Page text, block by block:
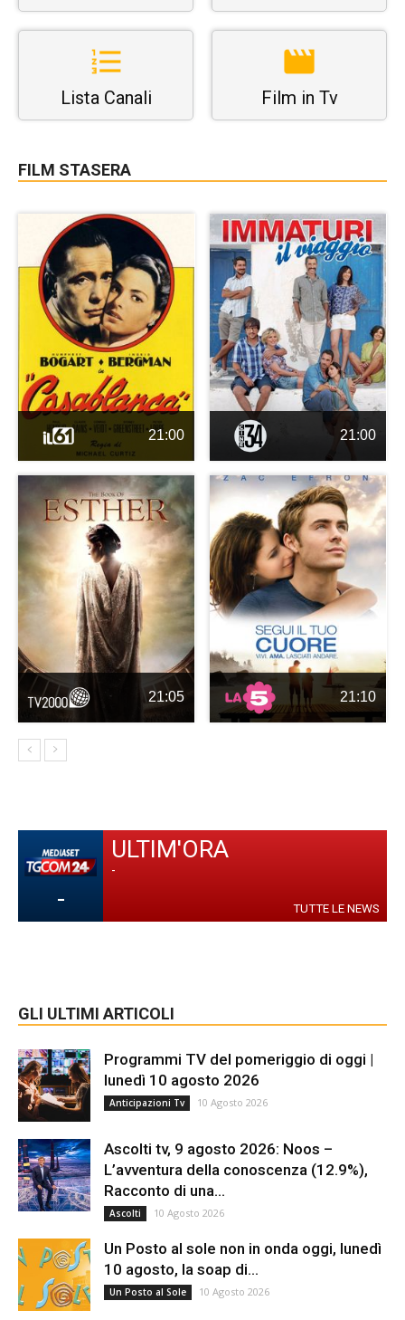
Lista Canali Film in Tv
FILM STASERA
21:00 21:00
21:05 21:10
-
ULTIM'ORA
-
TUTTE LE NEWS
GLI ULTIMI ARTICOLI
Programmi TV del pomeriggio di oggi |
lunedì 10 agosto 2026
Anticipazioni Tv 10 Agosto 2026
Ascolti tv, 9 agosto 2026: Noos –
L’avventura della conoscenza (12.9%),
Racconto di una...
Ascolti 10 Agosto 2026
Un Posto al sole non in onda oggi, lunedì
10 agosto, la soap di...
Un Posto al Sole 10 Agosto 2026